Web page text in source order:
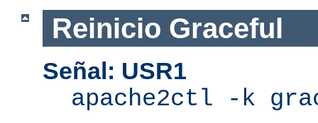
Reinicio Graceful
Señal: USR1
apache2ctl -k